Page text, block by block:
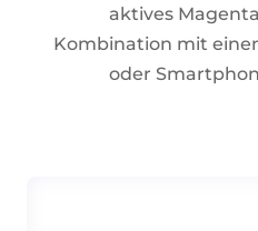
aktives
Kombination mit
oder